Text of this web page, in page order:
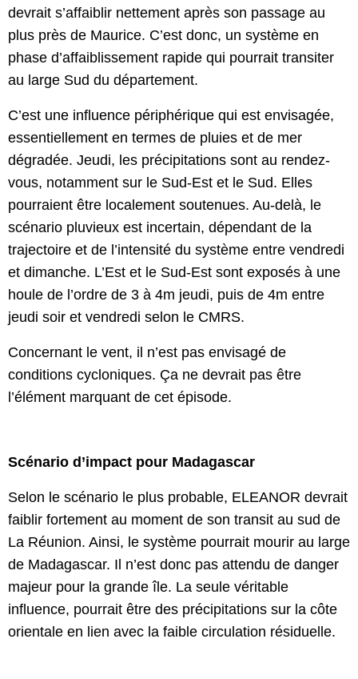
devrait s’affaiblir nettement après son passage au
plus près de Maurice. C’est donc, un système en
phase d’affaiblissement rapide qui pourrait transiter
au large Sud du département.
C’est une influence périphérique qui est envisagée,
essentiellement en termes de pluies et de mer
dégradée. Jeudi, les précipitations sont au rendez-
vous, notamment sur le Sud-Est et le Sud. Elles
pourraient être localement soutenues. Au-delà, le
scénario pluvieux est incertain, dépendant de la
trajectoire et de l’intensité du système entre vendredi
et dimanche. L’Est et le Sud-Est sont exposés à une
houle de l’ordre de 3 à 4m jeudi, puis de 4m entre
jeudi soir et vendredi selon le CMRS.
Concernant le vent, il n’est pas envisagé de
conditions cycloniques. Ça ne devrait pas être
l’élément marquant de cet épisode.
Scénario d’impact pour Madagascar
Selon le scénario le plus probable, ELEANOR devrait
faiblir fortement au moment de son transit au sud de
La Réunion. Ainsi, le système pourrait mourir au large
de Madagascar. Il n’est donc pas attendu de danger
majeur pour la grande île. La seule véritable
influence, pourrait être des précipitations sur la côte
orientale en lien avec la faible circulation résiduelle.